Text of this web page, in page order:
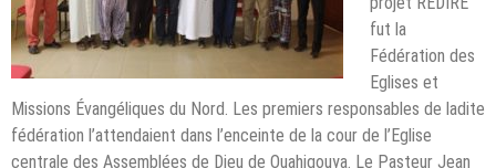
fut la
Fédération des
Eglises et
Missions Évangéliques du Nord. Les premiers responsables de ladite
fédération l’attendaient dans l’enceinte de la cour de l’Eglise
centrale des Assemblées de Dieu de Ouahigouya. Le Pasteur Jean